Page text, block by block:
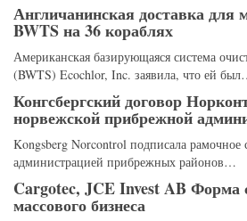
Англичанинская доставка для
BWTS на 36 кораблях
Американская базирующаяся система
(BWTS) Ecochlor, Inc. заявила, что ей
Конгсбергский договор
норвежской прибрежной
Kongsberg Norcontrol подписала рамочное
администрацией прибрежных районов…
Cargotec, JCE Invest AB Форма
массового бизнеса